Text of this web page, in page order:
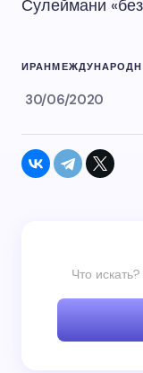
Сулеймани
ИРАН
30/06/2020